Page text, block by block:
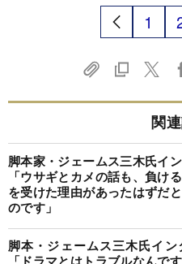
1
関
脚本家・ジェームス三木氏イ
「ウサギとカメの話も、負け
を受けた理由があったはずだ
のです」
脚本・ジェームス三木氏イン